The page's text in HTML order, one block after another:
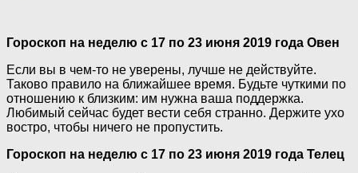
Гороскоп на неделю с 17 по 23 июня 2019 года Овен
Если вы в чем-то не уверены, лучше не действуйте.
Таково правило на ближайшее время. Будьте чуткими по
отношению к близким: им нужна ваша поддержка.
Любимый сейчас будет вести себя странно. Держите ухо
востро, чтобы ничего не пропустить.
Гороскоп на неделю с 17 по 23 июня 2019 года Телец